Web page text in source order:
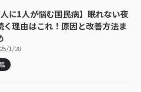
人に1人が悩む国民病】眠れない夜
く理由はこれ！原因と改善方法ま
1/28